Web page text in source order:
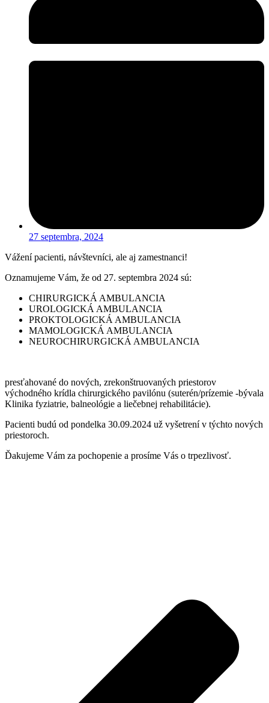
27 septembra, 2024
Vážení pacienti, návštevníci, ale aj zamestnanci!
Oznamujeme Vám, že od 27. septembra 2024 sú:
CHIRURGICKÁ AMBULANCIA
UROLOGICKÁ AMBULANCIA
PROKTOLOGICKÁ AMBULANCIA
MAMOLOGICKÁ AMBULANCIA
NEUROCHIRURGICKÁ AMBULANCIA
presťahované do nových, zrekonštruovaných priestorov
východného krídla chirurgického pavilónu (suterén/prízemie -bývala
Klinika fyziatrie, balneológie a liečebnej rehabilitácie).
Pacienti budú od pondelka 30.09.2024 už vyšetrení v týchto nových
priestoroch.
Ďakujeme Vám za pochopenie a prosíme Vás o trpezlivosť.